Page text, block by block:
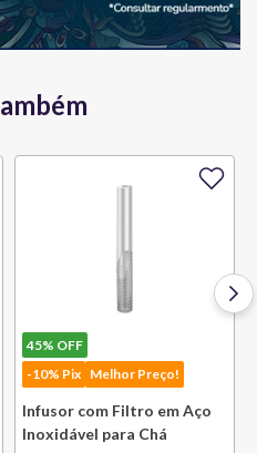
45% OFF
-10% Pix Melhor Preço!
Infusor com Filtro em Aço
Inoxidável para Chá